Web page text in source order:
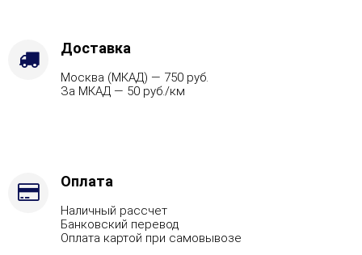
Защ.
Вид
топлива
Подготовка
Доставка
Москва (МКАД) — 750 руб.
За МКАД — 50 руб./км
Оплата
Наличный рассчет
Банковский перевод
Оплата картой при самовывозе